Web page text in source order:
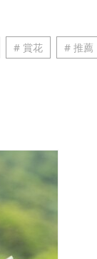
# 賞花 # 推薦